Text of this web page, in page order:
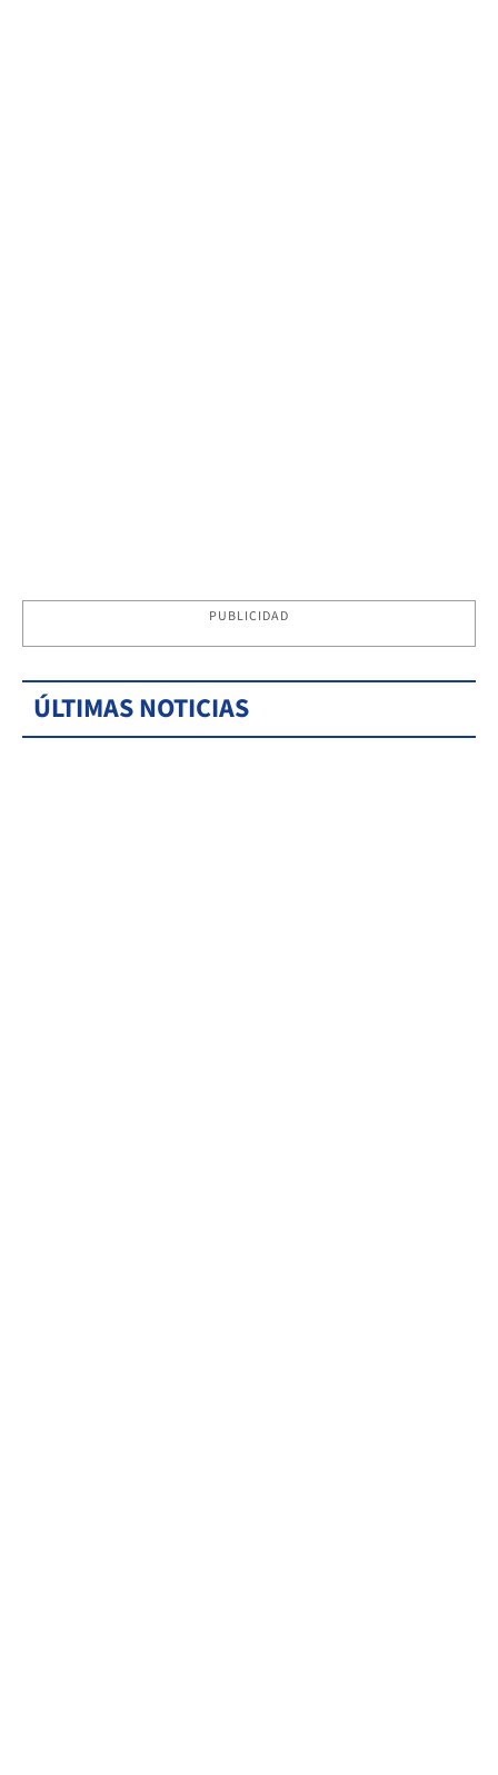
PUBLICIDAD
ÚLTIMAS NOTICIAS